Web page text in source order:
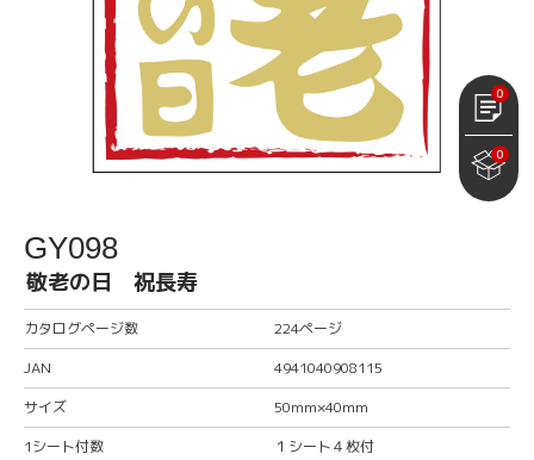
0
0
GY098
敬老の日 祝長寿
カタログページ数
224ページ
JAN
4941040908115
サイズ
50mm×40mm
1シート付数
１シート４枚付